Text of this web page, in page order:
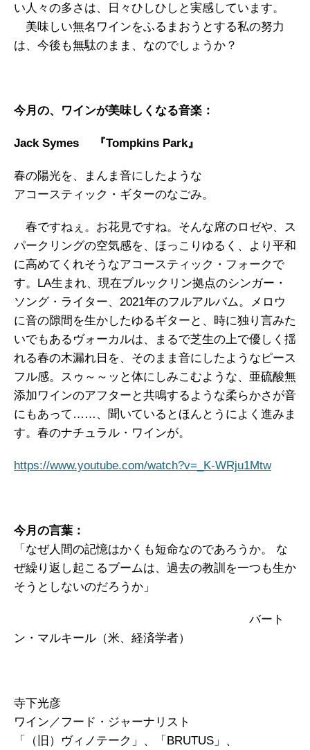
い人々の多さは、日々ひしひしと実感しています。
美味しい無名ワインをふるまおうとする私の努力
は、今後も無駄のまま、なのでしょうか？
今月の、ワインが美味しくなる音楽：
Jack Symes 『Tompkins Park 』
春の陽光を、まんま音にしたような
アコースティック・ギターのなごみ。
春ですねぇ。お花見ですね。そんな席のロゼや、ス
パークリングの空気感を、ほっこりゆるく、より平和
に高めてくれそうなアコースティック・フォークで
す。LA生まれ、現在ブルックリン拠点のシンガー・
ソング・ライター、2021年のフルアルバム。メロウ
に音の隙間を生かしたゆるギターと、時に独り言みた
いでもあるヴォーカルは、まるで芝生の上で優しく揺
れる春の木漏れ日を、そのまま音にしたようなピース
フル感。スゥ～～ッと体にしみこむような、亜硫酸無
添加ワインのアフターと共鳴するような柔らかさが音
にもあって……、聞いているとほんとうによく進みま
す。春のナチュラル・ワインが。
https://www.youtube.com/watch?v=_K-WRju1Mtw
今月の言葉：
「なぜ人間の記憶はかくも短命なのであろうか。 な
ぜ繰り返し起こるブームは、過去の教訓を一つも生か
そうとしないのだろうか」
バート
ン・マルキール（米、経済学者）
寺下光彦
ワイン／フード・ジャーナリスト
「（旧）ヴィノテーク」、「BRUTUS」、